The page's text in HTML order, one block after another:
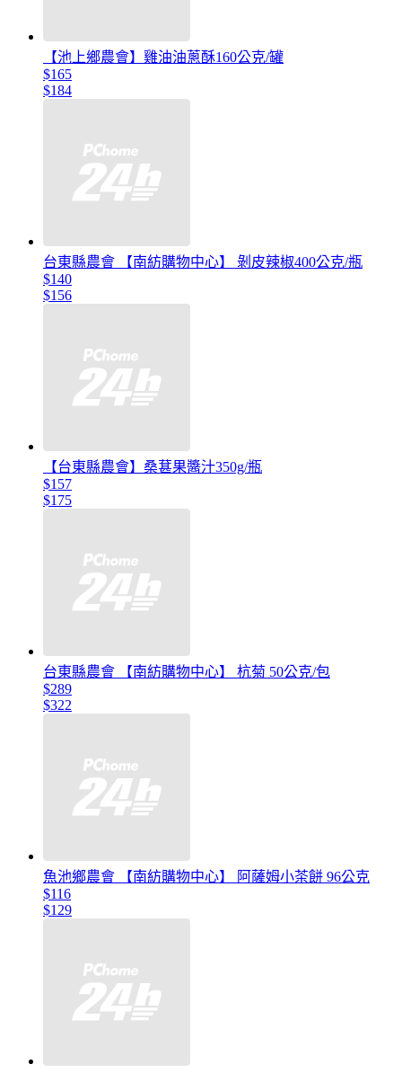
【池上鄉農會】雞油油蔥酥160公克/罐
$165
$184
台東縣農會 【南紡購物中心】 剝皮辣椒400公克/瓶
$140
$156
【台東縣農會】桑葚果醬汁350g/瓶
$157
$175
台東縣農會 【南紡購物中心】 杭菊 50公克/包
$289
$322
魚池鄉農會 【南紡購物中心】 阿薩姆小茶餅 96公克
$116
$129